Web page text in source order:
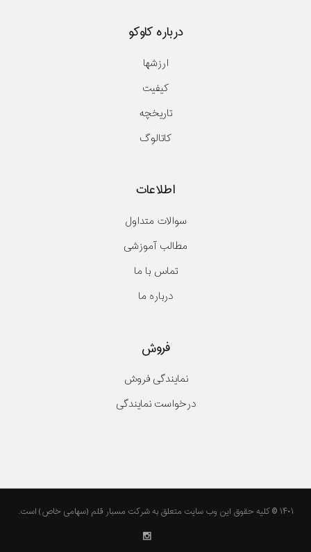
درباره کاوکو
ارزشها
کیفیت
تاریخچه
کاتالوگ
اطلاعات
سوالات متداول
مطالب آموزشی
تماس با ما
درباره ما
فروش
نمایندگی فروش
درخواست نمایندگی
۱۴۰۱ © کلیه حقوق این وب سایت متعلق به شرکت مسبار قلم (سهامی خاص) است.